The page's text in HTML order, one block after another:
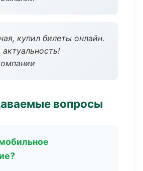
купил билеты онлайн.
вопросы